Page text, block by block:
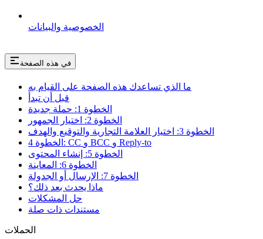
الخصوصية والبيانات
في هذه الصفحة
ما الذي تساعدك هذه الصفحة على القيام به
قبل أن تبدأ
الخطوة 1: حملة جديدة
الخطوة 2: اختيار الجمهور
الخطوة 3: اختيار العلامة التجارية والتوقيع والهدف
الخطوة 4: CC و BCC و Reply-to
الخطوة 5: إنشاء المحتوى
الخطوة 6: المعاينة
الخطوة 7: الإرسال أو الجدولة
ماذا يحدث بعد ذلك؟
حل المشكلات
مستندات ذات صلة
الحملات